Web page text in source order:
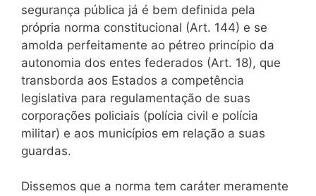
segurança pública já é bem definida pela
própria norma constitucional (Art. 144) e se
amolda perfeitamente ao pétreo princípio da
autonomia dos entes federados (Art. 18), que
transborda aos Estados a competência
legislativa para regulamentação de suas
corporações policiais (polícia civil e polícia
militar) e aos municípios em relação a suas
guardas.
Dissemos que a norma tem caráter meramente